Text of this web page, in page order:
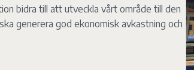
bidra till att utveckla vårt område till den
generera god ekonomisk avkastning och